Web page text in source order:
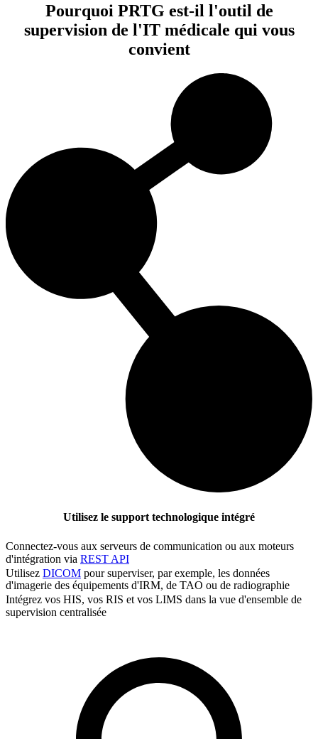
Pourquoi PRTG est-il l'outil de
supervision de l'IT médicale qui vous
convient
Utilisez le support technologique intégré
Connectez-vous aux serveurs de communication ou aux moteurs
d'intégration via REST API
Utilisez DICOM pour superviser, par exemple, les données
d'imagerie des équipements d'IRM, de TAO ou de radiographie
Intégrez vos HIS, vos RIS et vos LIMS dans la vue d'ensemble de
supervision centralisée